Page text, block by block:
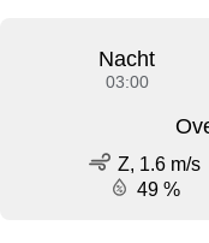
Nacht
03:00
Z, 1.6 m/s
49 %